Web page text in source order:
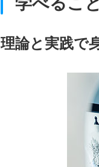
理論と実践で